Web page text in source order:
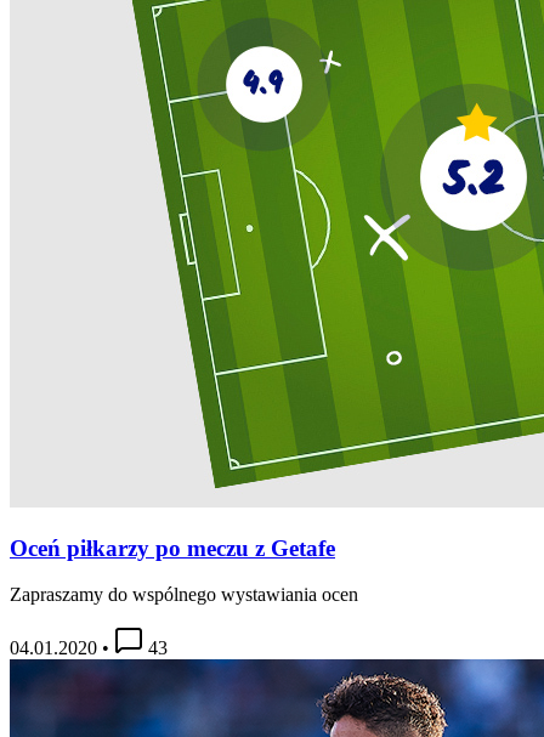
Oceń piłkarzy po meczu z Getafe
Zapraszamy do wspólnego wystawiania ocen
04.01.2020 • 43